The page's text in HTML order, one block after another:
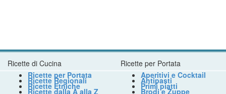
Ricette di Cucina
Ricette per Portata
Ricette Regionali
Ricette Etniche
Ricette dalla A alla Z
Ricette per Portata
Aperitivi e Cocktail
Antipasti
Primi piatti
Brodi e Zuppe